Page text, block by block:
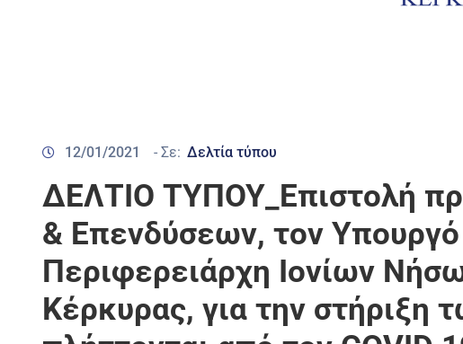
12/01/2021 - Σε: Δελτία τύπου
ΔΕΛΤΙΟ ΤΥΠΟΥ_Επιστολή
& Επενδύσεων, τον
Περιφερειάρχη Ιονίων
Κέρκυρας, για την στήριξη